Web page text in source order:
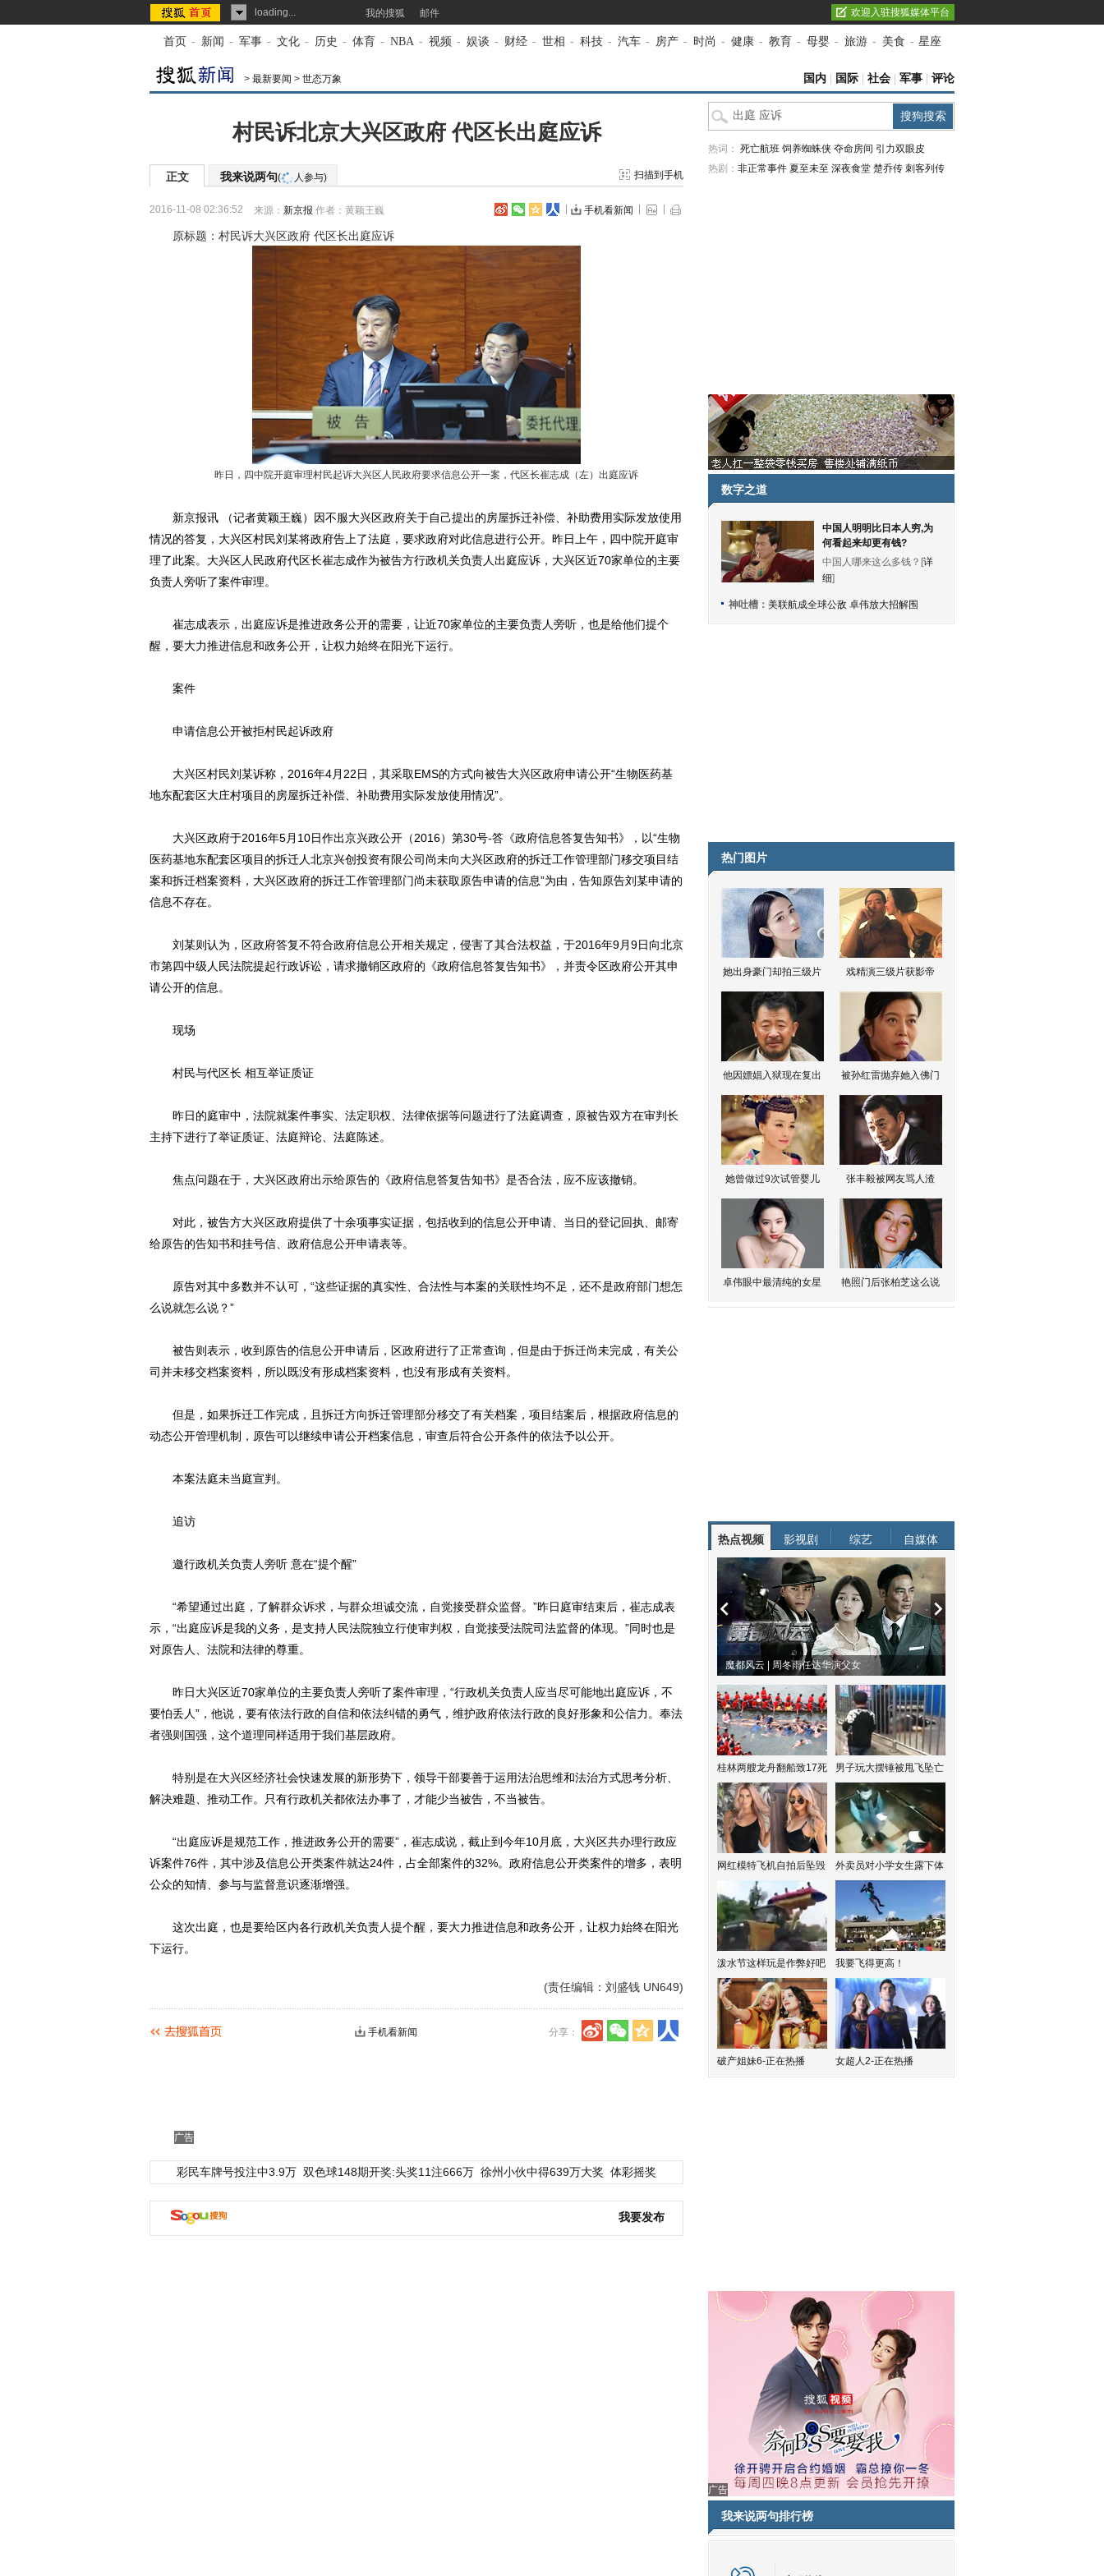
loading... 我的搜狐 邮件 欢迎入驻搜狐媒体平台
首页 - 新闻 - 军事 - 文化 - 历史 - 体育 - NBA - 视频 - 娱谈 - 财经 - 世相 - 科技 - 汽车 - 房产 - 时尚 - 健康 - 教育 - 母婴 - 旅游 - 美食 - 星座
> 最新要闻 > 世态万象 国内 国际 社会 军事 评论
村民诉北京大兴区政府 代区长出庭应诉
正文 我来说两句( 人参与) 扫描到手机
2016-11-08 02:36:52 来源： 新京报 作者：黄颖王巍 手机看新闻
原标题：村民诉大兴区政府 代区长出庭应诉
昨日，四中院开庭审理村民起诉大兴区人民政府要求信息公开一案，代区长崔志成（左）出庭应诉
新京报讯 （记者黄颖王巍）因不服大兴区政府关于自己提出的房屋拆迁补偿、补助费用实际发放使用
情况的答复，大兴区村民刘某将政府告上了法庭，要求政府对此信息进行公开。昨日上午，四中院开庭审
理了此案。大兴区人民政府代区长崔志成作为被告方行政机关负责人出庭应诉，大兴区近70家单位的主要
负责人旁听了案件审理。
崔志成表示，出庭应诉是推进政务公开的需要，让近70家单位的主要负责人旁听，也是给他们提个
醒，要大力推进信息和政务公开，让权力始终在阳光下运行。
案件
申请信息公开被拒村民起诉政府
大兴区村民刘某诉称，2016年4月22日，其采取EMS的方式向被告大兴区政府申请公开“生物医药基
地东配套区大庄村项目的房屋拆迁补偿、补助费用实际发放使用情况”。
大兴区政府于2016年5月10日作出京兴政公开（2016）第30号-答《政府信息答复告知书》，以“生物
医药基地东配套区项目的拆迁人北京兴创投资有限公司尚未向大兴区政府的拆迁工作管理部门移交项目结
案和拆迁档案资料，大兴区政府的拆迁工作管理部门尚未获取原告申请的信息”为由，告知原告刘某申请的
信息不存在。
刘某则认为，区政府答复不符合政府信息公开相关规定，侵害了其合法权益，于2016年9月9日向北京
市第四中级人民法院提起行政诉讼，请求撤销区政府的《政府信息答复告知书》，并责令区政府公开其申
请公开的信息。
现场
村民与代区长 相互举证质证
昨日的庭审中，法院就案件事实、法定职权、法律依据等问题进行了法庭调查，原被告双方在审判长
主持下进行了举证质证、法庭辩论、法庭陈述。
焦点问题在于，大兴区政府出示给原告的《政府信息答复告知书》是否合法，应不应该撤销。
对此，被告方大兴区政府提供了十余项事实证据，包括收到的信息公开申请、当日的登记回执、邮寄
给原告的告知书和挂号信、政府信息公开申请表等。
原告对其中多数并不认可，“这些证据的真实性、合法性与本案的关联性均不足，还不是政府部门想怎
么说就怎么说？”
被告则表示，收到原告的信息公开申请后，区政府进行了正常查询，但是由于拆迁尚未完成，有关公
司并未移交档案资料，所以既没有形成档案资料，也没有形成有关资料。
但是，如果拆迁工作完成，且拆迁方向拆迁管理部分移交了有关档案，项目结案后，根据政府信息的
动态公开管理机制，原告可以继续申请公开档案信息，审查后符合公开条件的依法予以公开。
本案法庭未当庭宣判。
追访
邀行政机关负责人旁听 意在“提个醒”
“希望通过出庭，了解群众诉求，与群众坦诚交流，自觉接受群众监督。”昨日庭审结束后，崔志成表
示，“出庭应诉是我的义务，是支持人民法院独立行使审判权，自觉接受法院司法监督的体现。”同时也是
对原告人、法院和法律的尊重。
昨日大兴区近70家单位的主要负责人旁听了案件审理，“行政机关负责人应当尽可能地出庭应诉，不
要怕丢人”，他说，要有依法行政的自信和依法纠错的勇气，维护政府依法行政的良好形象和公信力。奉法
者强则国强，这个道理同样适用于我们基层政府。
特别是在大兴区经济社会快速发展的新形势下，领导干部要善于运用法治思维和法治方式思考分析、
解决难题、推动工作。只有行政机关都依法办事了，才能少当被告，不当被告。
“出庭应诉是规范工作，推进政务公开的需要”，崔志成说，截止到今年10月底，大兴区共办理行政应
诉案件76件，其中涉及信息公开类案件就达24件，占全部案件的32%。政府信息公开类案件的增多，表明
公众的知情、参与与监督意识逐渐增强。
这次出庭，也是要给区内各行政机关负责人提个醒，要大力推进信息和政务公开，让权力始终在阳光
下运行。
(责任编辑：刘盛钱 UN649)
分享：
手机看新闻
广告
彩民车牌号投注中3.9万 双色球148期开奖:头奖11注666万 徐州小伙中得639万大奖 体彩摇奖
我要发布
热词： 死亡航班 饲养蜘蛛侠 夺命房间 引力双眼皮
热剧： 非正常事件 夏至未至 深夜食堂 楚乔传 刺客列传
数字之道
中国人明明比日本人穷,为
何看起来却更有钱?
中国人哪来这么多钱？[详
细]
神吐槽： 美联航成全球公敌 卓伟放大招解围
热门图片
她出身豪门却拍三级片 戏精演三级片获影帝
他因嫖娼入狱现在复出 被孙红雷抛弃她入佛门
她曾做过9次试管婴儿 张丰毅被网友骂人渣
卓伟眼中最清纯的女星 艳照门后张柏芝这么说
热点视频 影视剧 综艺 自媒体
魔都风云 | 周冬雨任达华演父女
桂林两艘龙舟翻船致17死 男子玩大摆锤被甩飞坠亡
网红模特飞机自拍后坠毁 外卖员对小学女生露下体
泼水节这样玩是作弊好吧 我要飞得更高！
破产姐妹6-正在热播 女超人2-正在热播
广告
我来说两句排行榜